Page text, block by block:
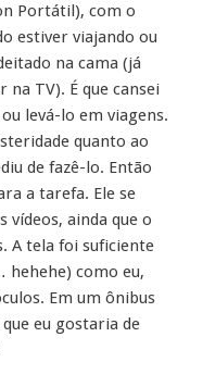
Portátil), com o
estiver viajando ou
na cama (já
TV). É que cansei
levá-lo em viagens.
quanto ao
de fazê-lo. Então
a tarefa. Ele se
ainda que o
A tela foi suficiente
hehehe) como eu,
Em um ônibus
eu gostaria de